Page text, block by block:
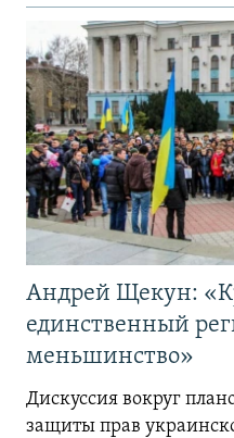
Андрей Щекун:
единственный
меньшинство»
Дискуссия вокруг
защиты прав